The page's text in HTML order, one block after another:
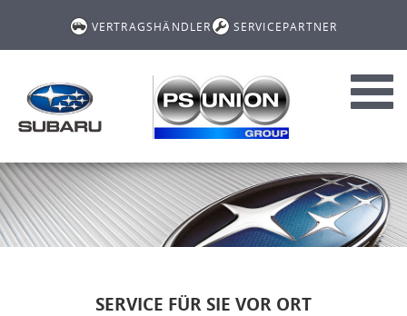
VERTRAGSHÄNDLER SERVICEPARTNER
SERVICE FÜR SIE VOR ORT